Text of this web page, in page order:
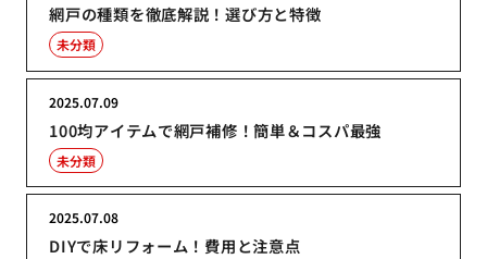
網戸の種類を徹底解説！選び方と特徴
未分類
100均アイテムで網戸補修！簡単＆コスパ最強
2025.07.09
未分類
DIYで床リフォーム！費用と注意点
2025.07.08